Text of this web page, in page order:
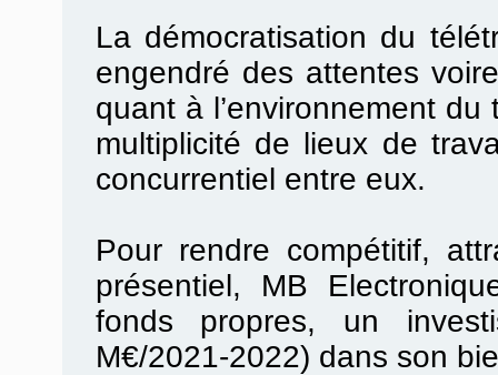
La démocratisation du
engendré des attentes
quant à l’environnement
multiplicité de lieux de
concurrentiel entre eux.
Pour rendre compétitif,
présentiel, MB
fonds propres, un
M€/2021-2022) dans son